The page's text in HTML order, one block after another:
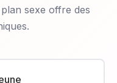
sexe offre des